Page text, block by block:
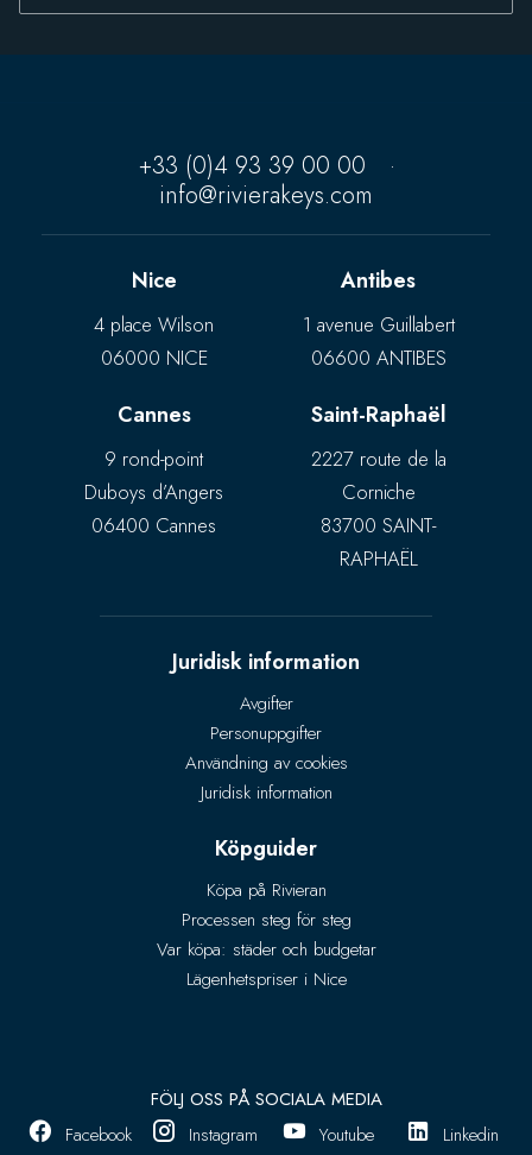
+33 (0)4 93 39 00 00
·
info@rivierakeys.com
Nice
4 place Wilson
06000 NICE
Antibes
1 avenue Guillabert
06600 ANTIBES
Cannes
9 rond-point
Duboys d’Angers
06400 Cannes
Saint-Raphaël
2227 route de la
Corniche
83700 SAINT-
RAPHAËL
Juridisk information
Avgifter
Personuppgifter
Användning av cookies
Juridisk information
Köpguider
Köpa på Rivieran
Processen steg för steg
Var köpa: städer och budgetar
Lägenhetspriser i Nice
FÖLJ OSS PÅ SOCIALA MEDIA
Facebook
Instagram Youtube Linkedin